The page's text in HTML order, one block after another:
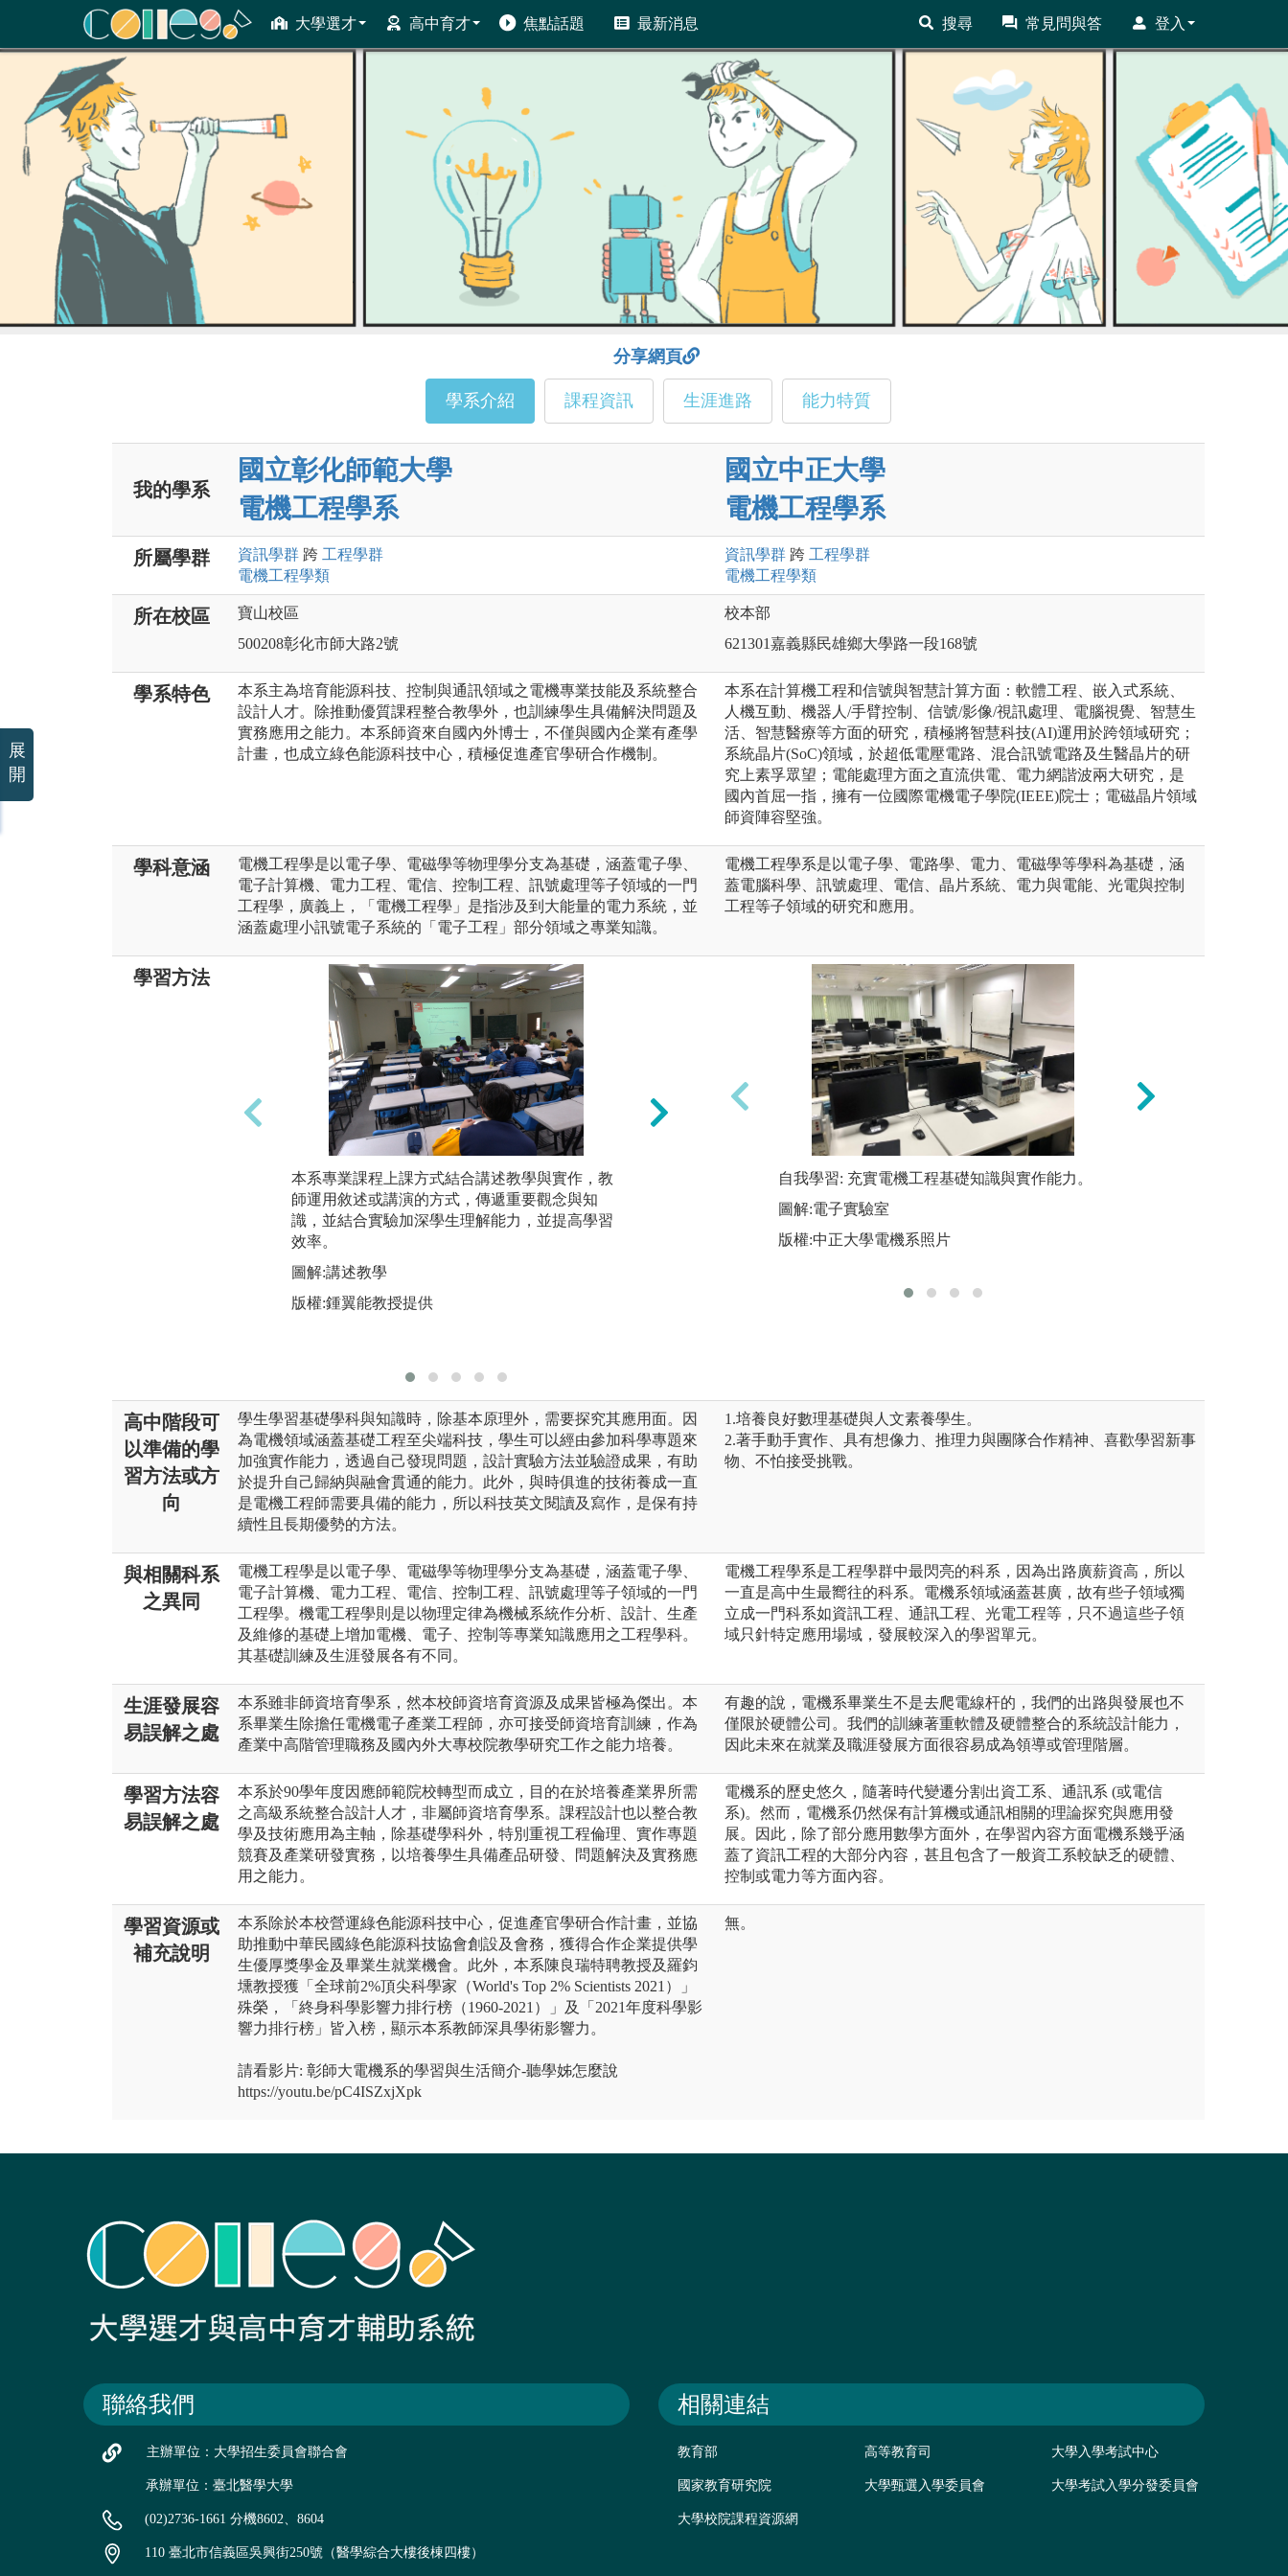
大學選才 高中育才 焦點話題 最新消息 搜尋 常見問與答 登入
ColleGo! 大學選才與高中育才輔助系統
分享網頁
學系介紹 課程資訊 生涯進路 能力特質
我的學系
國立彰化師範大學
電機工程學系
國立中正大學
電機工程學系
所屬學群 資訊學群 跨 工程學群
電機工程學類
資訊學群 跨 工程學群
電機工程學類
所在校區
寶山校區
500208彰化市師大路2號
校本部
621301嘉義縣民雄鄉大學路一段168號
學系特色
本系主為培育能源科技、控制與通訊領域之電機專業技能及系統整合
設計人才。除推動優質課程整合教學外，也訓練學生具備解決問題及
實務應用之能力。本系師資來自國內外博士，不僅與國內企業有產學
計畫，也成立綠色能源科技中心，積極促進產官學研合作機制。
本系在計算機工程和信號與智慧計算方面：軟體工程、嵌入式系統、
人機互動、機器人/手臂控制、信號/影像/視訊處理、電腦視覺、智慧生
活、智慧醫療等方面的研究，積極將智慧科技(AI)運用於跨領域研究；
系統晶片(SoC)領域，於超低電壓電路、混合訊號電路及生醫晶片的研
究上素孚眾望；電能處理方面之直流供電、電力網諧波兩大研究，是
國內首屈一指，擁有一位國際電機電子學院(IEEE)院士；電磁晶片領域
師資陣容堅強。
學科意涵
電機工程學是以電子學、電磁學等物理學分支為基礎，涵蓋電子學、
電子計算機、電力工程、電信、控制工程、訊號處理等子領域的一門
工程學，廣義上，「電機工程學」是指涉及到大能量的電力系統，並
涵蓋處理小訊號電子系統的「電子工程」部分領域之專業知識。
電機工程學系是以電子學、電路學、電力、電磁學等學科為基礎，涵
蓋電腦科學、訊號處理、電信、晶片系統、電力與電能、光電與控制
工程等子領域的研究和應用。
學習方法
本系專業課程上課方式結合講述教學與實作，教
師運用敘述或講演的方式，傳遞重要觀念與知
識，並結合實驗加深學生理解能力，並提高學習
效率。
圖解:講述教學
版權:鍾翼能教授提供
本系部分課程採討論教學，是指團體成員齊聚一
起，經由說、聽和觀察的過程，彼此溝通意見，
以達成某種教學目標，建議學生以動機策略及支
援策略來學習。
自我學習: 充實電機工程基礎知識與實作能力。
圖解:電子實驗室
版權:中正大學電機系照片
高中階段可
以準備的學
習方法或方
向
學生學習基礎學科與知識時，除基本原理外，需要探究其應用面。因
為電機領域涵蓋基礎工程至尖端科技，學生可以經由參加科學專題來
加強實作能力，透過自己發現問題，設計實驗方法並驗證成果，有助
於提升自己歸納與融會貫通的能力。此外，與時俱進的技術養成一直
是電機工程師需要具備的能力，所以科技英文閱讀及寫作，是保有持
續性且長期優勢的方法。
1.培養良好數理基礎與人文素養學生。
2.著手動手實作、具有想像力、推理力與團隊合作精神、喜歡學習新事
物、不怕接受挑戰。
與相關科系
之異同
電機工程學是以電子學、電磁學等物理學分支為基礎，涵蓋電子學、
電子計算機、電力工程、電信、控制工程、訊號處理等子領域的一門
工程學。機電工程學則是以物理定律為機械系統作分析、設計、生產
及維修的基礎上增加電機、電子、控制等專業知識應用之工程學科。
其基礎訓練及生涯發展各有不同。
電機工程學系是工程學群中最閃亮的科系，因為出路廣薪資高，所以
一直是高中生最嚮往的科系。電機系領域涵蓋甚廣，故有些子領域獨
立成一門科系如資訊工程、通訊工程、光電工程等，只不過這些子領
域只針特定應用場域，發展較深入的學習單元。
生涯發展容
易誤解之處
本系雖非師資培育學系，然本校師資培育資源及成果皆極為傑出。本
系畢業生除擔任電機電子產業工程師，亦可接受師資培育訓練，作為
產業中高階管理職務及國內外大專校院教學研究工作之能力培養。
有趣的說，電機系畢業生不是去爬電線杆的，我們的出路與發展也不
僅限於硬體公司。我們的訓練著重軟體及硬體整合的系統設計能力，
因此未來在就業及職涯發展方面很容易成為領導或管理階層。
學習方法容
易誤解之處
本系於90學年度因應師範院校轉型而成立，目的在於培養產業界所需
之高級系統整合設計人才，非屬師資培育學系。課程設計也以整合教
學及技術應用為主軸，除基礎學科外，特別重視工程倫理、實作專題
競賽及產業研發實務，以培養學生具備產品研發、問題解決及實務應
用之能力。
電機系的歷史悠久，隨著時代變遷分割出資工系、通訊系 (或電信
系)。然而，電機系仍然保有計算機或通訊相關的理論探究與應用發
展。因此，除了部分應用數學方面外，在學習內容方面電機系幾乎涵
蓋了資訊工程的大部分內容，甚且包含了一般資工系較缺乏的硬體、
控制或電力等方面內容。
學習資源或
補充說明
本系除於本校營運綠色能源科技中心，促進產官學研合作計畫，並協
助推動中華民國綠色能源科技協會創設及會務，獲得合作企業提供學
生優厚獎學金及畢業生就業機會。此外，本系陳良瑞特聘教授及羅鈞
壎教授獲「全球前2%頂尖科學家（World's Top 2% Scientists 2021）」
殊榮，「終身科學影響力排行榜（1960-2021）」及「2021年度科學影
響力排行榜」皆入榜，顯示本系教師深具學術影響力。
請看影片: 彰師大電機系的學習與生活簡介-聽學姊怎麼說
https://youtu.be/pC4ISZxjXpk
無。
聯絡我們
主辦單位：大學招生委員會聯合會
承辦單位：臺北醫學大學
(02)2736-1661 分機8602、8604
110 臺北市信義區吳興街250號（醫學綜合大樓後棟四樓）
相關連結
教育部 高等教育司 大學入學考試中心
國家教育研究院 大學甄選入學委員會 大學考試入學分發委員會
大學校院課程資源網
展
開